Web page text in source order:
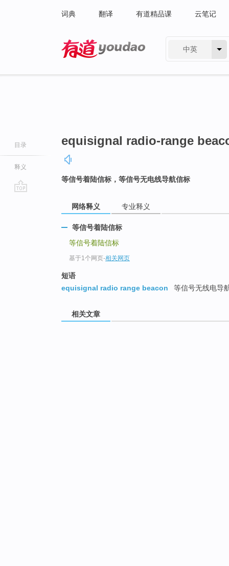
词典 翻译 有道精品课 云笔记
中英
目录
释义
equisignal radio-range
等信号着陆信标，等信号无电线导航信标
网络释义 专业释义
等信号着陆信标
等信号着陆信标
基于1个网页-相关网页
短语
equisignal radio range beacon
等信号无线电导
相关文章